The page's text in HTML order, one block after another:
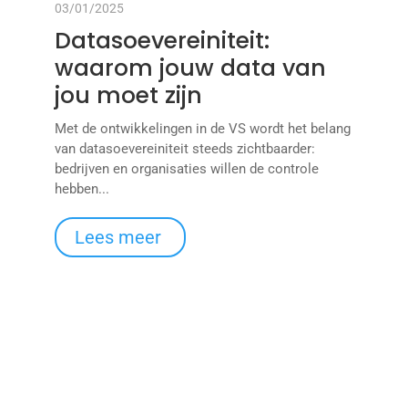
03/01/2025
Datasoevereiniteit:
waarom jouw data van
jou moet zijn
Met de ontwikkelingen in de VS wordt het belang
van datasoevereiniteit steeds zichtbaarder:
bedrijven en organisaties willen de controle
hebben...
Lees meer